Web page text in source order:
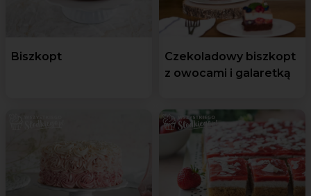
Biszkopt
Czekoladowy biszkopt
z owocami i galaretką